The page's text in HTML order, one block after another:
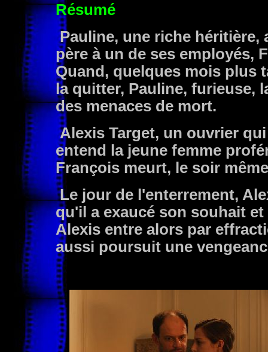
Résumé
Pauline, une riche héritière,
père à un de ses employés,
Quand, quelques mois plus
la quitter, Pauline, furieuse,
des menaces de mort.
Alexis Target, un ouvrier
entend la jeune femme
François meurt, le soir
Le jour de l'enterrement,
qu'il a exaucé son souhait
Alexis entre alors par
aussi poursuit une